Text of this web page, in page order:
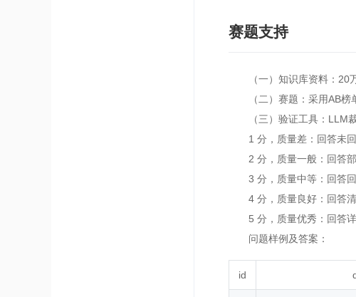
赛题支持
（一）知识库资料：20万
（二）赛题：采用AB榜单
（三）验证工具：LLM裁
1 分，质量差：回答未回
2 分，质量一般：回答部
3 分，质量中等：回答回
4 分，质量良好：回答清
5 分，质量优秀：回答详
问题样例及答案：
id